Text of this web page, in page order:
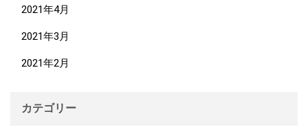
2021年4月
2021年3月
2021年2月
カテゴリー